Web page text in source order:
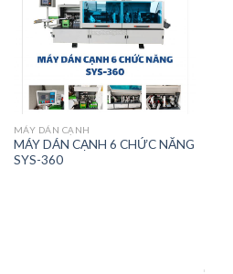
MÁY DÁN CẠNH
MÁY DÁN CẠNH 6 CHỨC NĂNG
SYS-360